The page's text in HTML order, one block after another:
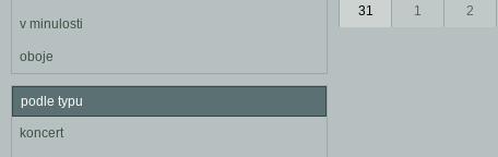
v minulosti
oboje
podle typu
koncert
31 1 2